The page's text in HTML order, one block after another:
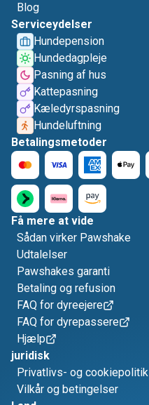
Blog
Serviceydelser
Hundepension
Hundedagpleje
Pasning af hus
Kattepasning
Kæledyrspasning
Hundeluftning
Betalingsmetoder
Få mere at vide
Sådan virker Pawshake
Udtalelser
Pawshakes garanti
Betaling og refusion
FAQ for dyreejere
FAQ for dyrepassere
Hjælp
juridisk
Privatlivs- og cookiepolitik
Vilkår og betingelser